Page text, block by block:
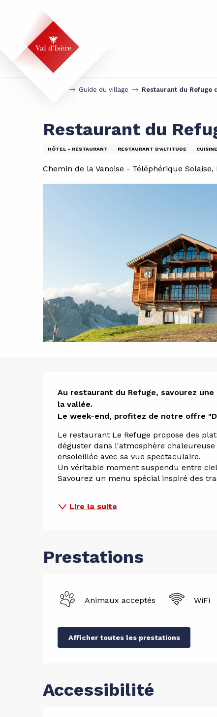
principal
Guide du village Restaurant du Refuge
Restaurant du
HÔTEL - RESTAURANT RESTAURANT D'ALTITUDE
Chemin de la Vanoise - Téléphérique Solaise,
Au restaurant du Refuge, savourez
la vallée.
Le week-end, profitez de notre offre
Le restaurant Le Refuge propose des
déguster dans l'atmosphère
ensoleillée avec sa vue spectaculaire.
Un véritable moment suspendu entre
Savourez un menu spécial inspiré des
Lire la suite
Prestations
Animaux acceptés WiFi
Afficher toutes les prestations
Accessibilité